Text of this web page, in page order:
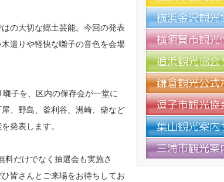
の大切な郷土芸能。今回の発表
遣りや軽快な囃子の音色を会場
子を、区内の保存会が一堂に
、野島、釜利谷、洲崎、柴など
発表します。
料だけでなく抽選会も実施さ
皆さんとご来場をお待ちしてお